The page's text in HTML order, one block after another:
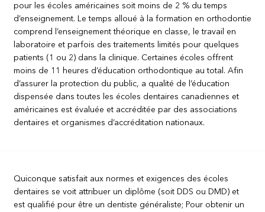
pour les écoles américaines soit moins de 2 % du temps
d’enseignement. Le temps alloué à la formation en orthodontie
comprend l’enseignement théorique en classe, le travail en
laboratoire et parfois des traitements limités pour quelques
patients (1 ou 2) dans la clinique. Certaines écoles offrent
moins de 11 heures d’éducation orthodontique au total. Afin
d’assurer la protection du public, a qualité de l’éducation
dispensée dans toutes les écoles dentaires canadiennes et
américaines est évaluée et accréditée par des associations
dentaires et organismes d’accréditation nationaux.
Quiconque satisfait aux normes et exigences des écoles
dentaires se voit attribuer un diplôme (soit DDS ou DMD) et
est qualifié pour être un dentiste généraliste; Pour obtenir un